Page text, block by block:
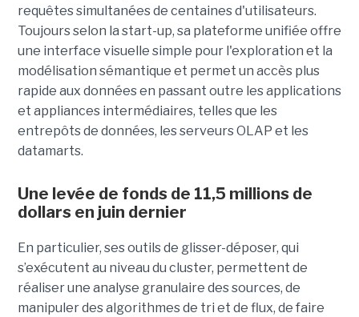
requêtes simultanées de centaines d'utilisateurs.
Toujours selon la start-up, sa plateforme unifiée offre
une interface visuelle simple pour l'exploration et la
modélisation sémantique et permet un accès plus
rapide aux données en passant outre les applications
et appliances intermédiaires, telles que les
entrepôts de données, les serveurs OLAP et les
datamarts.
Une levée de fonds de 11,5 millions de
dollars en juin dernier
En particulier, ses outils de glisser-déposer, qui
s’exécutent au niveau du cluster, permettent de
réaliser une analyse granulaire des sources, de
manipuler des algorithmes de tri et de flux, de faire